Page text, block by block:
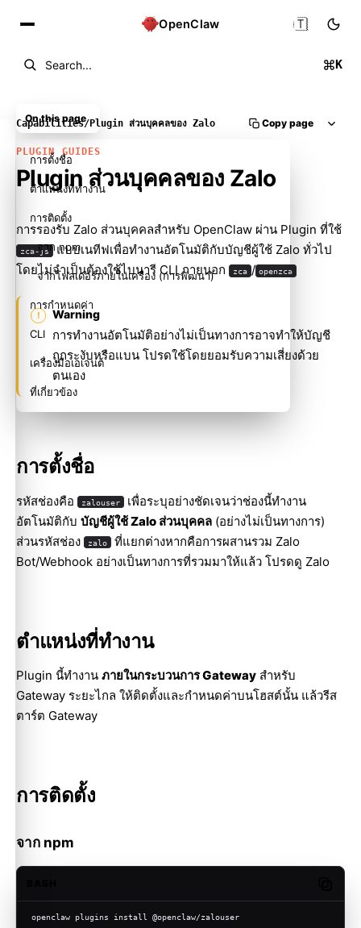
OpenClaw
Search... K
🇹🇭
Capabilities/Plugin ส่วนบุคคลของ Zalo Copy page
PLUGIN GUIDES
Plugin ส่วนบุคคลของ Zalo
การรองรับ Zalo ส่วนบุคคลสำหรับ OpenClaw ผ่าน Plugin ที่ใช้
zca-js แบบเนทีฟเพื่อทำงานอัตโนมัติกับบัญชีผู้ใช้ Zalo ทั่วไป
โดยไม่จำเป็นต้องใช้ไบนารี CLI ภายนอก
zca / openzca
Warning
การทำงานอัตโนมัติอย่างไม่เป็นทางการอาจทำให้บัญชี
ถูกระงับหรือแบน โปรดใช้โดยยอมรับความเสี่ยงด้วย
ตนเอง
การตั้งชื่อ
รหัสช่องคือ zalouser เพื่อระบุอย่างชัดเจนว่าช่องนี้ทำงาน
อัตโนมัติกับ บัญชีผู้ใช้ Zalo ส่วนบุคคล (อย่างไม่เป็นทางการ)
ส่วนรหัสช่อง
zalo ที่แยกต่างหากคือการผสานรวม Zalo
Bot/Webhook อย่างเป็นทางการที่รวมมาให้แล้ว โปรดดู Zalo
ตำแหน่งที่ทำงาน
Plugin นี้ทำงาน ภายในกระบวนการ Gateway สำหรับ
Gateway ระยะไกล ให้ติดตั้งและกำหนดค่าบนโฮสต์นั้น แล้วรีส
ตาร์ต Gateway
การติดตั้ง
จาก npm
openclaw plugins install @openclaw/zalouser
On this page
การตั้งชื่อ
ตำแหน่งที่ทำงาน
การติดตั้ง
จาก npm
จากโฟลเดอร์ภายในเครื่อง (การพัฒนา)
การกำหนดค่า
CLI
เครื่องมือเอเจนต์
ที่เกี่ยวข้อง